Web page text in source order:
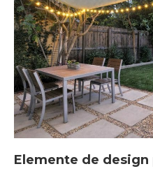
Elemente de